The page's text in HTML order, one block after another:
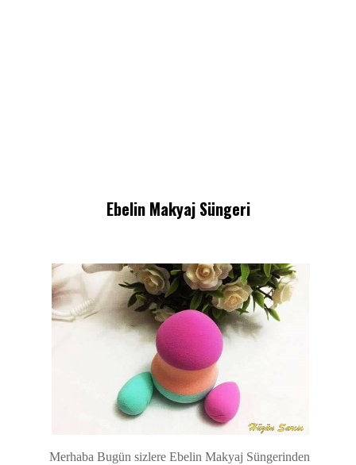
Ebelin Makyaj Süngeri
Merhaba Bugün sizlere Ebelin Makyaj Süngerinden